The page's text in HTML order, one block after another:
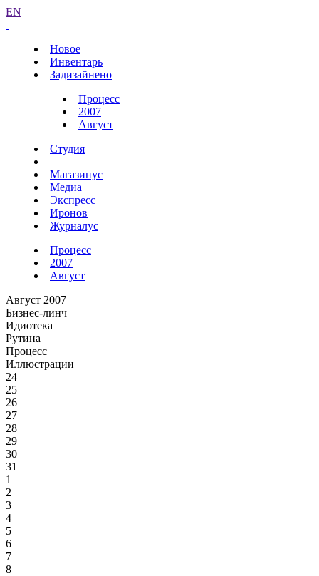
EN
Новое
Инвентарь
Задизайнено
Процесс
2007
Август
Студия
Магазинус
Медиа
Экспресс
Иронов
Журналус
Процесс
2007
Август
Август 2007
Бизнес-линч
Идиотека
Рутина
Процесс
Иллюстрации
24
25
26
27
28
29
30
31
1
2
3
4
5
6
7
8